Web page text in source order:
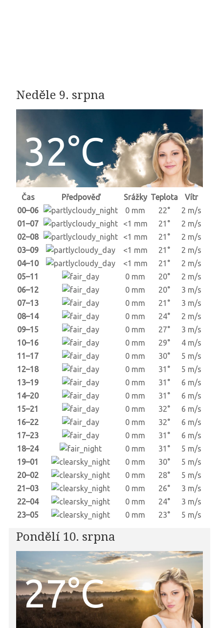
Neděle 9. srpna
32°C
Čas Předpověď Srážky Teplota
Vítr
00–06
0 mm 22°
2 m/s
01–07
<1 mm 21°
2 m/s
02–08
<1 mm 21°
2 m/s
03–09
<1 mm 21°
2 m/s
04–10
<1 mm 21°
2 m/s
05–11
0 mm 20°
2 m/s
06–12
0 mm 20°
3 m/s
07–13
0 mm 21°
3 m/s
08–14
0 mm 24°
2 m/s
09–15
0 mm 27°
3 m/s
10–16
0 mm 29°
4 m/s
11–17
0 mm 30°
5 m/s
12–18
0 mm 31°
5 m/s
13–19
0 mm 31°
6 m/s
14–20
0 mm 31°
6 m/s
15–21
0 mm 32°
6 m/s
16–22
0 mm 32°
6 m/s
17–23
0 mm 31°
6 m/s
18–24
0 mm 31°
5 m/s
19–01
0 mm 30°
5 m/s
20–02
0 mm 28°
5 m/s
21–03
0 mm 26°
3 m/s
22–04
0 mm 24°
3 m/s
23–05
0 mm 23° 5 m/s
Pondělí 10. srpna
27°C